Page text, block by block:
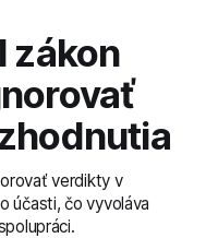
zákon
verdikty v
účasti, čo vyvoláva